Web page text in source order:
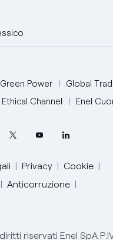
Power
Global
Ethical Channel Enel
Privacy
Cookie
Anticorruzione
riservati Enel SpA